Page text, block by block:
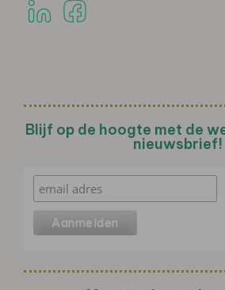
Blijf op de hoogte met de
nieuwsbrief!